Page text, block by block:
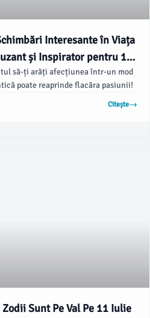
Interesante în Viața
și Inspirator pentru 12
2026! 🌠
să-ți arăți afecțiunea într-un mod
poate reaprinde flacăra pasiunii!
Citește
Sunt Pe Val Pe 11 Iulie